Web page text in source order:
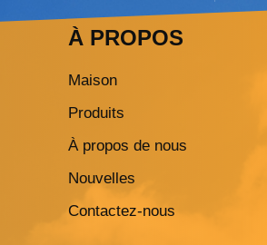
À PROPOS
Maison
Produits
À propos de nous
Nouvelles
Contactez-nous